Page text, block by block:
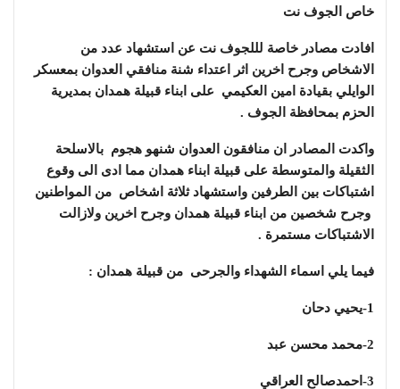
خاص الجوف نت
افادت مصادر خاصة لللجوف نت عن استشهاد عدد من
الاشخاص وجرح اخرين اثر اعتداء شنة منافقي العدوان بمعسكر
الوايلي بقيادة امين العكيمي على ابناء قبيلة همدان بمديرية
الحزم بمحافظة الجوف .
واكدت المصادر ان منافقون العدوان شنهو هجوم بالاسلحة
الثقيلة والمتوسطة على قبيلة ابناء همدان مما ادى الى وقوع
اشتباكات بين الطرفين واستشهاد ثلاثة اشخاص من المواطنين
وجرح شخصين من ابناء قبيلة همدان وجرح اخرين ولازالت
الاشتباكات مستمرة .
فيما يلي اسماء الشهداء والجرحى من قبيلة همدان :
1-يحيي دحان
2-محمد محسن عبد
3-احمدصالح العراقي